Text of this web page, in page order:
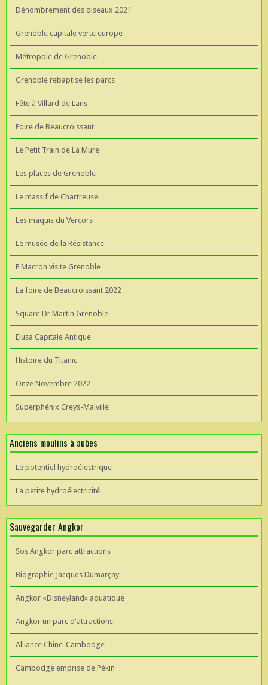
Dénombrement des oiseaux 2021
Grenoble capitale verte europe
Métropole de Grenoble
Grenoble rebaptise les parcs
Fête à Villard de Lans
Foire de Beaucroissant
Le Petit Train de La Mure
Les places de Grenoble
Le massif de Chartreuse
Les maquis du Vercors
Le musée de la Résistance
E Macron visite Grenoble
La foire de Beaucroissant 2022
Square Dr Martin Grenoble
Elusa Capitale Antique
Histoire du Titanic
Onze Novembre 2022
Superphénix Creys-Malville
Anciens moulins à aubes
Le potentiel hydroélectrique
La petite hydroélectricité
Sauvegarder Angkor
Sos Angkor parc attractions
Biographie Jacques Dumarçay
Angkor «Disneyland» aquatique
Angkor un parc d'attractions
Alliance Chine-Cambodge
Cambodge emprise de Pékin